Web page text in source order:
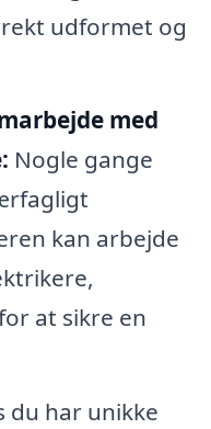
udformet og
med
Nogle gange
kan arbejde
at sikre en
du har unikke